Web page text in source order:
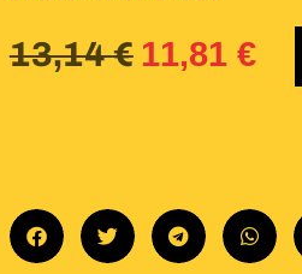
13,14€ 11,81 €